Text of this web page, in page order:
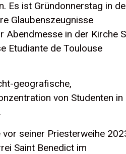
Es ist Gründonnerstag in
Glaubenszeugnisse
Abendmesse in der Kirche
Etudiante de Toulouse
geografische,
von Studenten in
seiner Priesterweihe
Saint Benedict im